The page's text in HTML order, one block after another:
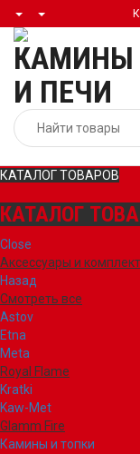
КАТАЛОГ ТОВАРОВ
КАТАЛОГ
Close
Аксессуары и
Назад
Смотреть все
Astov
Etna
Meta
Royal Flame
Kratki
Kaw-Met
Glamm Fire
Камины и топки